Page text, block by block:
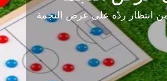
نجح الإخاء الأهلي عاليه في